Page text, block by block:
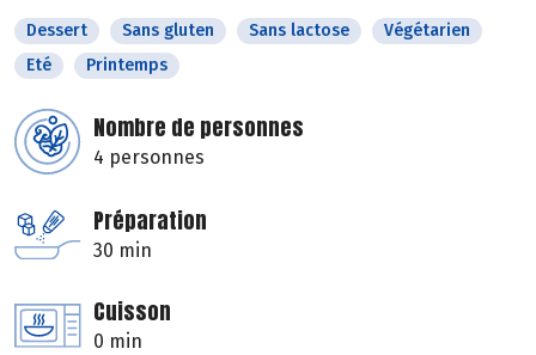
Dessert Sans gluten Sans lactose
Végétarien
Eté
Printemps
Nombre de personnes
4 personnes
Préparation
30 min
Cuisson
0 min